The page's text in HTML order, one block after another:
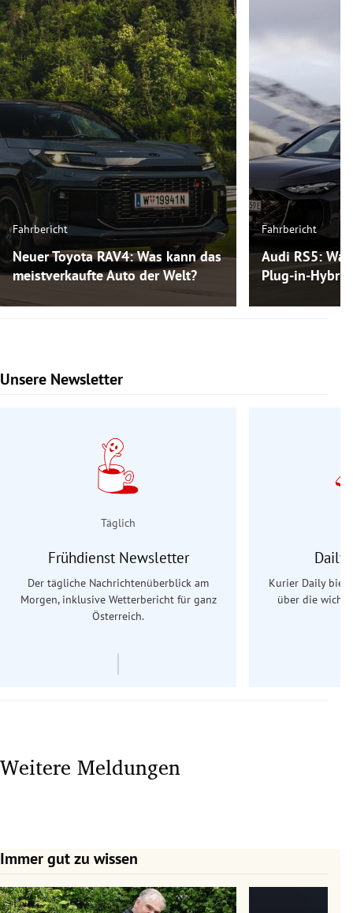
Fahrbericht
Neuer Toyota RAV4: Was kann das
meistverkaufte Auto der Welt?
Fahrbericht
Audi RS5:
Plug-in-
Unsere Newsletter
Slide 1 von 9
Täglich
Frühdienst Newsletter
Der tägliche Nachrichtenüberblick am
Morgen, inklusive Wetterbericht für ganz
Österreich.
Daily
Kurier Daily
über die
Weitere Meldungen
Immer gut zu wissen
Slide 1 von 7